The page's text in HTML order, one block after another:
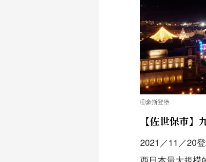
ⓒ豪斯登堡
【佐世保市】
2021／11／20